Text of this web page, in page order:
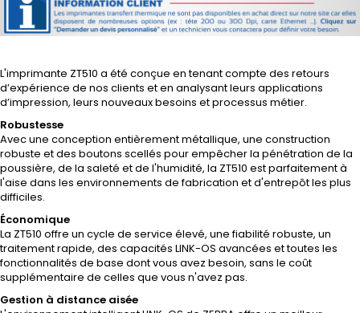
L'imprimante ZT510 a été conçue en tenant compte des retours
d’expérience de nos clients et en analysant leurs applications
d’impression, leurs nouveaux besoins et processus métier.
Robustesse
Avec une conception entièrement métallique, une construction
robuste et des boutons scellés pour empêcher la pénétration de la
poussière, de la saleté et de l'humidité, la ZT510 est parfaitement à
l'aise dans les environnements de fabrication et d'entrepôt les plus
difficiles.
Économique
La ZT510 offre un cycle de service élevé, une fiabilité robuste, un
traitement rapide, des capacités LINK-OS avancées et toutes les
fonctionnalités de base dont vous avez besoin, sans le coût
supplémentaire de celles que vous n'avez pas.
Gestion à distance aisée